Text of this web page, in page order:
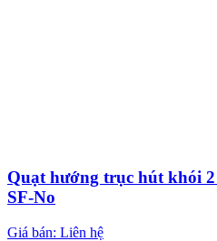
Quạt hướng trục hút khói
SF-No
Giá bán: Liên hệ